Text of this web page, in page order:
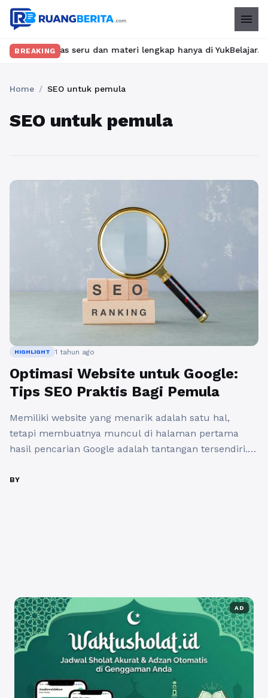
menu
BREAKING
kelas seru dan materi lengkap hanya di YukBelajar.com.
Home / SEO untuk pemula
SEO untuk pemula
HIGHLIGHT 1 tahun ago
Optimasi Website untuk Google:
Tips SEO Praktis Bagi Pemula
Memiliki website yang menarik adalah satu hal,
tetapi membuatnya muncul di halaman pertama
hasil pencarian Google adalah tantangan tersendiri.
SEO (Search Engine Optimization) adalah langkah
BY
AD